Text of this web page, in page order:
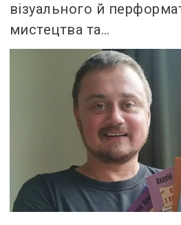
візуального й
мистецтва та…